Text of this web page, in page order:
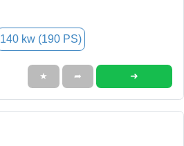
140 kw (190 PS)
★ ➦ ➜